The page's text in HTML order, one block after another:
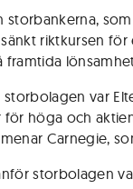
storbankerna,
riktkursen
framtida
storbolagen var
för höga och
Carnegie,
storbolagen